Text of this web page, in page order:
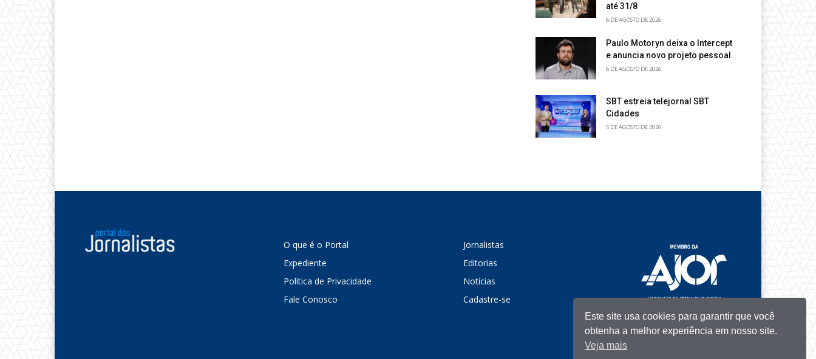
até 31/8
6 DE AGOSTO DE 2026
Paulo Motoryn deixa o Intercept
e anuncia novo projeto pessoal
6 DE AGOSTO DE 2026
SBT estreia telejornal SBT
Cidades
5 DE AGOSTO DE 2026
O que é o Portal
Expediente
Política de Privacidade
Fale Conosco
Jornalistas
Editorias
Notícias
Cadastre-se
Este site usa cookies para garantir que você
obtenha a melhor experiência em nosso site.
Veja mais